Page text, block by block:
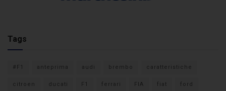
Tags
#F1 anteprima audi brembo caratteristiche
citroen ducati F1 ferrari FIA fiat ford